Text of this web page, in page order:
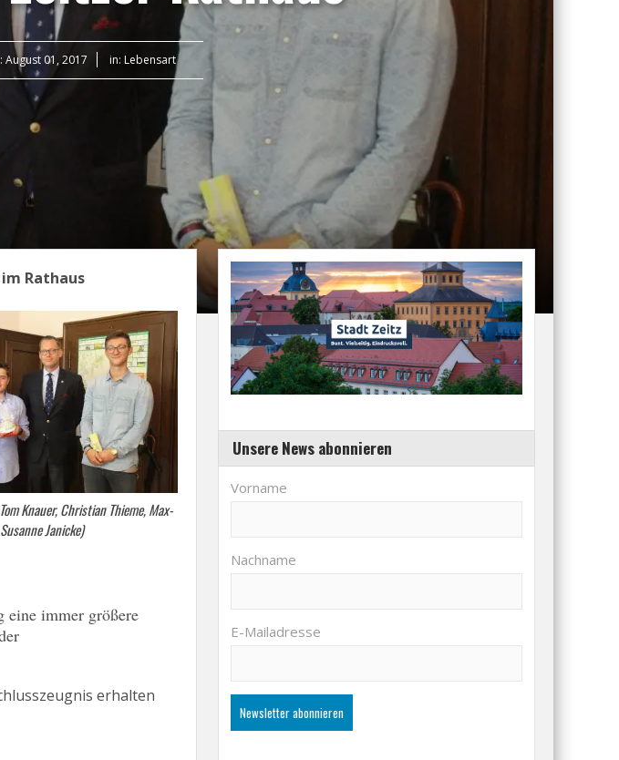
August 01, 2017 in: Lebensart
Rathaus
Knauer, Christian Thieme, Max-
Janicke)
eine immer größere
erhalten
Unsere News abonnieren
Vorname
Nachname
E-Mailadresse